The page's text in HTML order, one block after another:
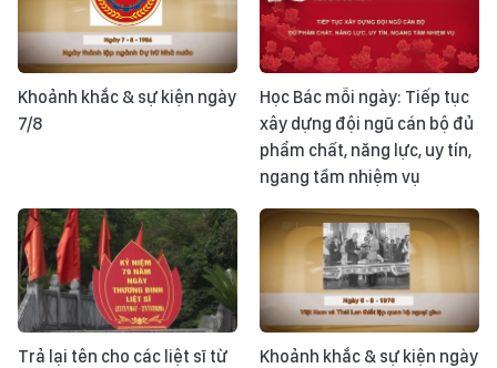
Khoảnh khắc & sự kiện ngày
7/8
Học Bác mỗi ngày: Tiếp tục
xây dựng đội ngũ cán bộ đủ
phẩm chất, năng lực, uy tín,
ngang tầm nhiệm vụ
Trả lại tên cho các liệt sĩ từ
Khoảnh khắc & sự kiện ngày